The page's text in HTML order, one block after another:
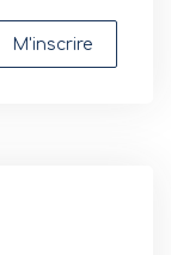
M'inscrire